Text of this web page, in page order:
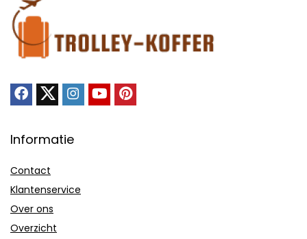
Informatie
Contact
Klantenservice
Over ons
Overzicht